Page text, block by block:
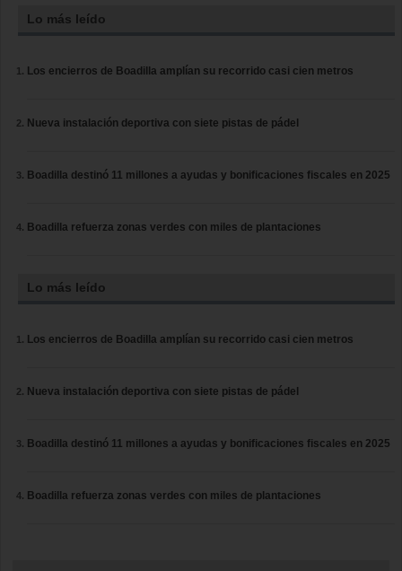
Lo más leído
Los encierros de Boadilla amplían su recorrido casi cien metros
Nueva instalación deportiva con siete pistas de pádel
Boadilla destinó 11 millones a ayudas y bonificaciones fiscales en 2025
Boadilla refuerza zonas verdes con miles de plantaciones
Lo más leído
Los encierros de Boadilla amplían su recorrido casi cien metros
Nueva instalación deportiva con siete pistas de pádel
Boadilla destinó 11 millones a ayudas y bonificaciones fiscales en 2025
Boadilla refuerza zonas verdes con miles de plantaciones